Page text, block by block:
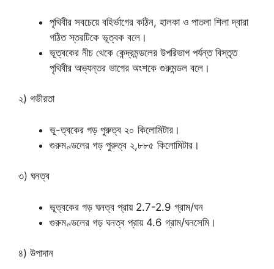
পৃথিবীর সবচেয়ে বহির্ভাগের কঠিন, হালকা ও পাতলা শিলা দ্বারা
গঠিত স্তরটিকে ভূত্বক বলে।
ভূত্বকের নীচ থেকে কেন্দ্রমন্ডলের উপরিভাগ পর্যন্ত বিস্তৃত
পৃথিবীর অভ্যন্তর ভাগের অংশকে গুরুমন্ডল বলে।
২) গভীরতা
ভূ-ত্বকের গড় পুরুত্ব ২০ কিলোমিটার।
গুরুমণ্ডলের গড় পুরুত্ব ২,৮৮৫ কিলোমিটার।
৩) ঘনত্ব
ভূত্বকের গড় ঘনত্ব প্রায় 2.7-2.9 গ্রাম/ঘন
গুরুমণ্ডলের গড় ঘনত্ব প্রায় 4.6 গ্রাম/ঘনসেমি।
৪) উপাদান